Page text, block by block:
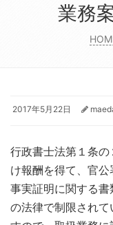
業務
2017年5月22日
行政書士法第１条
け報酬を得て、官
事実証明に関する
の法律で制限され